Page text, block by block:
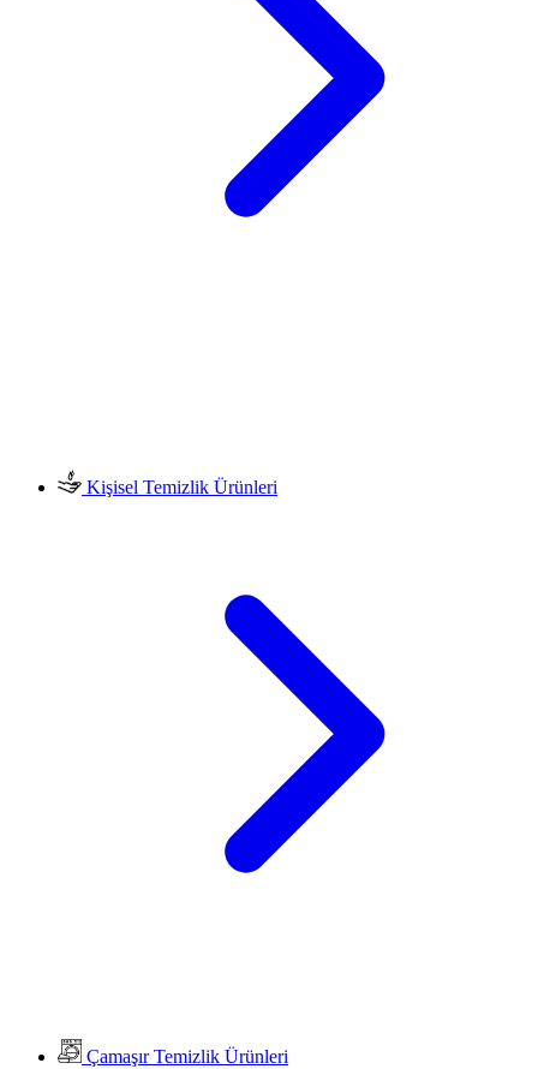
Kişisel Temizlik Ürünleri
Çamaşır Temizlik Ürünleri